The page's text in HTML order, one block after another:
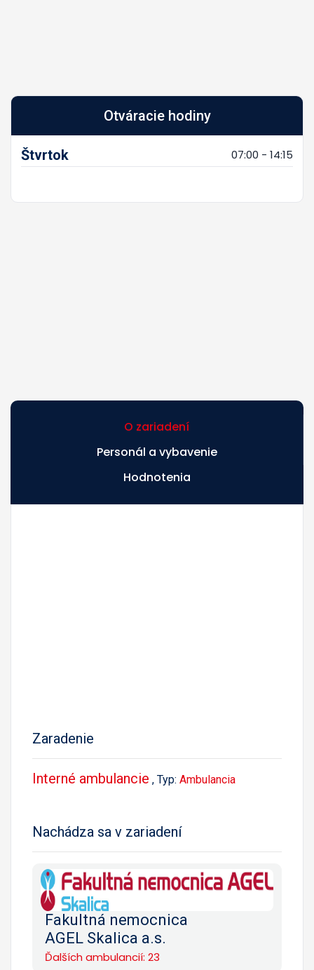
Otváracie hodiny
Štvrtok 07:00 - 14:15
O zariadení
Personál a vybavenie
Hodnotenia
Zaradenie
Interné ambulancie , Typ: Ambulancia
Nachádza sa v zariadení
Fakultná nemocnica
AGEL Skalica a.s.
Ďalších ambulancií: 23